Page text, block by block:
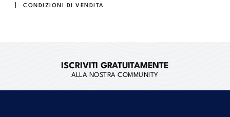
CONDIZIONI DI VENDITA
ISCRIVITI GRATUITAMENTE
ALLA NOSTRA COMMUNITY